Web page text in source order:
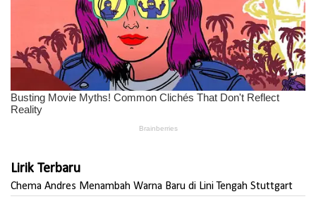
Lirik Terbaru
Chema Andres Menambah Warna Baru di Lini Tengah Stuttgart